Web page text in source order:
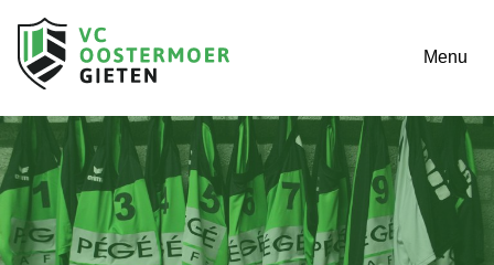
Menu